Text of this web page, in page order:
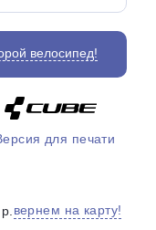
велосипед!
для печати
вернем на карту!